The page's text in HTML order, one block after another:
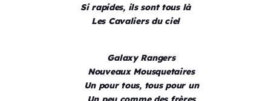
Si rapides, ils sont tous là
Les Cavaliers du ciel
Galaxy Rangers
Nouveaux Mousquetaires
Un pour tous, tous pour un